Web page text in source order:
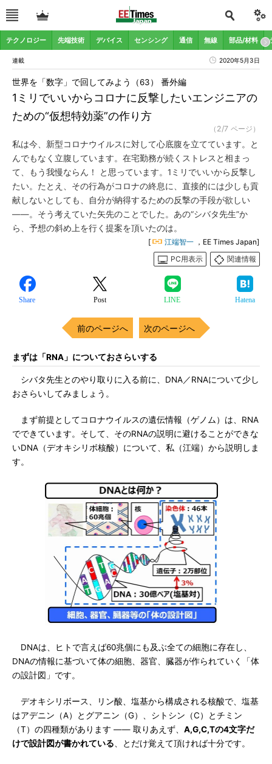
テクノロジー 先端技術 デバイス センシング 通信 無線 部品/材料
連載 2020年5月3日
1ミリでいいからコロナに反撃したいエンジニアの
ための“仮想特効薬”の作り方
世界を「数字」で回してみよう（63） 番外編
（2/7 ページ）
私は今、新型コロナウイルスに対して心底腹を立てています。と
んでもなく立腹しています。在宅勤務が続くストレスと相まっ
て、もう我慢ならん！ と思っています。1ミリでいいから反撃し
たい。たとえ、その行為がコロナの終息に、直接的には少しも貢
献しないとしても、自分が納得するための反撃の手段が欲しい
――。そう考えていた矢先のことでした。あの“シバタ先生”か
ら、予想の斜め上を行く提案を頂いたのは。
[ 江端智一 ，EE Times Japan]
PC用表示
関連情報
Share Post LINE Hatena
前のページへ 次のページへ
まずは「RNA」についておさらいする
シバタ先生とのやり取りに入る前に、DNA／RNAについて少し
おさらいしてみましょう。
まず前提としてコロナウイルスの遺伝情報（ゲノム）は、RNA
でできています。そして、そのRNAの説明に避けることができな
いDNA（デオキシリボ核酸）について、私（江端）から説明しま
す。
DNAは、ヒトで言えば60兆個にも及ぶ全ての細胞に存在し、
DNAの情報に基づいて体の細胞、器官、臓器が作られていく「体
の設計図」です。
デオキシリボース、リン酸、塩基から構成される核酸で、塩基
はアデニン（A）とグアニン（G）、シトシン（C）とチミン
（T）の四種類があります ―― 取りあえず、 A,G,C,Tの4文字だ
けで設計図が書かれている 、とだけ覚えて頂ければ十分です。